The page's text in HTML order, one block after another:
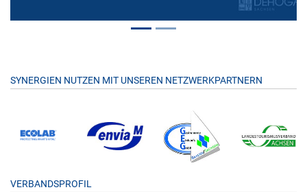
SYNERGIEN NUTZEN MIT UNSEREN NETZWERKPARTNERN
VERBANDSPROFIL